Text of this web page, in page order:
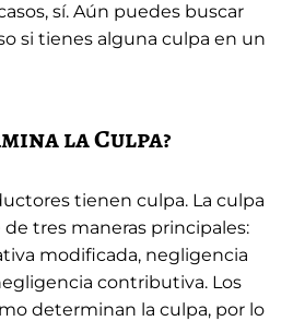
sí. Aún puedes buscar
si tienes alguna culpa en un
la Culpa?
tienen culpa. La culpa
tres maneras principales:
modificada, negligencia
contributiva. Los
determinan la culpa, por lo